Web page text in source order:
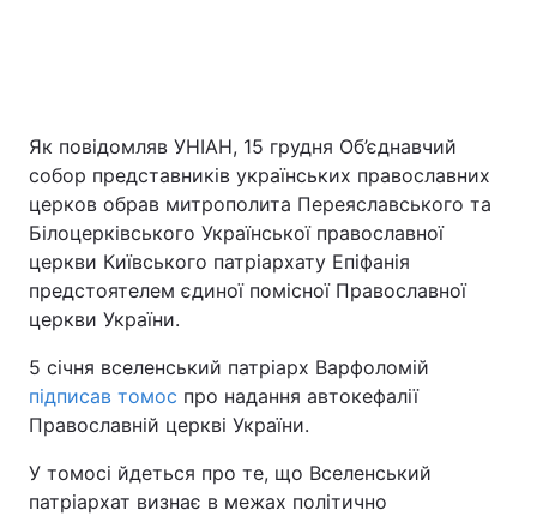
Як повідомляв УНІАН, 15 грудня Об’єднавчий
собор представників українських православних
церков обрав митрополита Переяславського та
Білоцерківського Української православної
церкви Київського патріархату Епіфанія
предстоятелем єдиної помісної Православної
церкви України.
5 січня вселенський патріарх Варфоломій
підписав томос про надання автокефалії
Православній церкві України.
У томосі йдеться про те, що Вселенський
патріархат визнає в межах політично